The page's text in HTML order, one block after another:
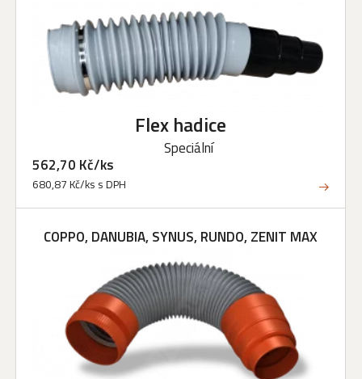
Flex hadice
Speciální
562,70 Kč/ks
680,87 Kč/ks s DPH
COPPO, DANUBIA, SYNUS, RUNDO, ZENIT MAX